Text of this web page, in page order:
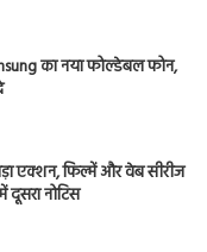
का नया फोल्डेबल फोन,
एक्शन, फिल्में और वेब सीरीज
दूसरा नोटिस